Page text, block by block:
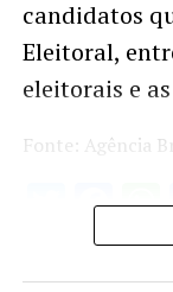
candidatos
Eleitoral,
eleitorais e
Fonte: Agência